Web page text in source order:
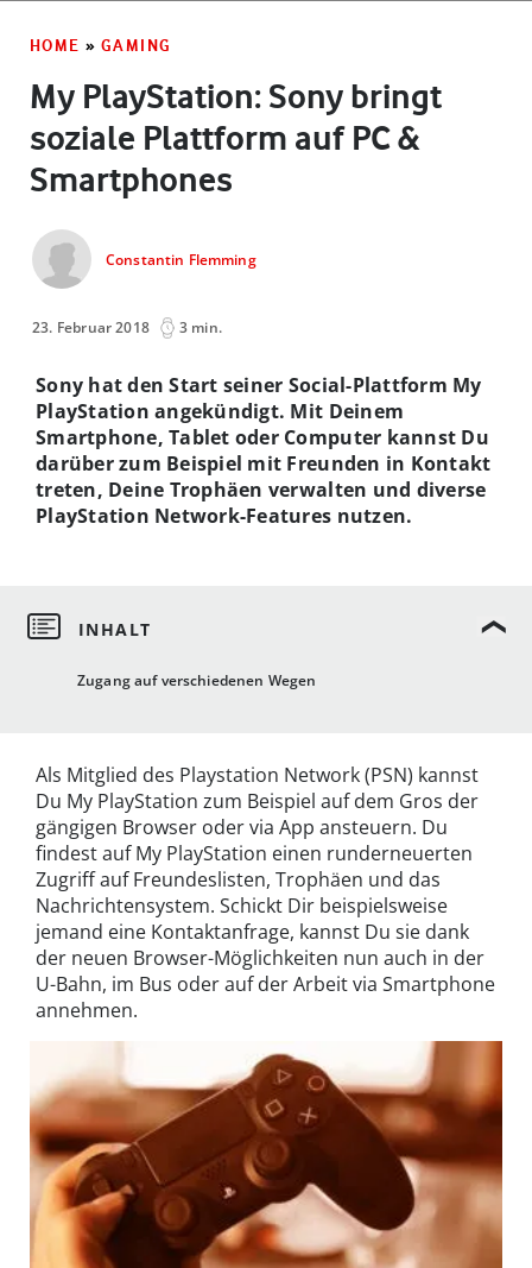
HOME » GAMING
My PlayStation: Sony bringt
soziale Plattform auf PC &
Smartphones
Constantin Flemming
23. Februar 2018 3 min.
Zugang auf verschiedenen Wegen
Sony hat den Start seiner Social-Plattform My
PlayStation angekündigt. Mit Deinem
Smartphone, Tablet oder Computer kannst Du
darüber zum Beispiel mit Freunden in Kontakt
treten, Deine Trophäen verwalten und diverse
PlayStation Network-Features nutzen.
Als Mitglied des Playstation Network (PSN) kannst
Du My PlayStation zum Beispiel auf dem Gros der
gängigen Browser oder via App ansteuern. Du
findest auf My PlayStation einen runderneuerten
Zugriff auf Freundeslisten, Trophäen und das
Nachrichtensystem. Schickt Dir beispielsweise
jemand eine Kontaktanfrage, kannst Du sie dank
der neuen Browser-Möglichkeiten nun auch in der
U-Bahn, im Bus oder auf der Arbeit via Smartphone
annehmen.